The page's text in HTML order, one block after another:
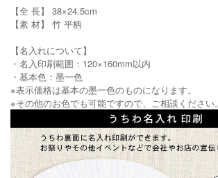
【全 長】 38×24.5cm
【素 材】 竹 平柄
【名入れについて】
・名入印刷範囲：120×160mm以内
・基本色：墨一色
※表示価格は基本の墨一色のものになります。
※その他のお色でも可能ですので、ご相談ください。